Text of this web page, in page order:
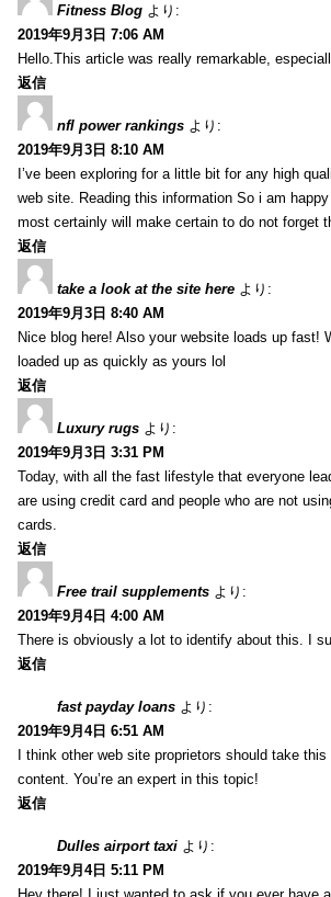
Fitness Blog より:
2019年9月3日 7:06 AM
Hello.This article was really remarkable,
返信
nfl power rankings より:
2019年9月3日 8:10 AM
I’ve been exploring for a little bit for any high
web site. Reading this information So i am
most certainly will make certain to do not forget
返信
take a look at the site here より:
2019年9月3日 8:40 AM
Nice blog here! Also your website loads up
loaded up as quickly as yours lol
返信
Luxury rugs より:
2019年9月3日 3:31 PM
Today, with all the fast lifestyle that everyone
are using credit card and people who are not
cards.
返信
Free trail supplements より:
2019年9月4日 4:00 AM
There is obviously a lot to identify about this. I
返信
fast payday loans より:
2019年9月4日 6:51 AM
I think other web site proprietors should take
content. You’re an expert in this topic!
返信
Dulles airport taxi より:
2019年9月4日 5:11 PM
Hey there! I just wanted to ask if you ever have